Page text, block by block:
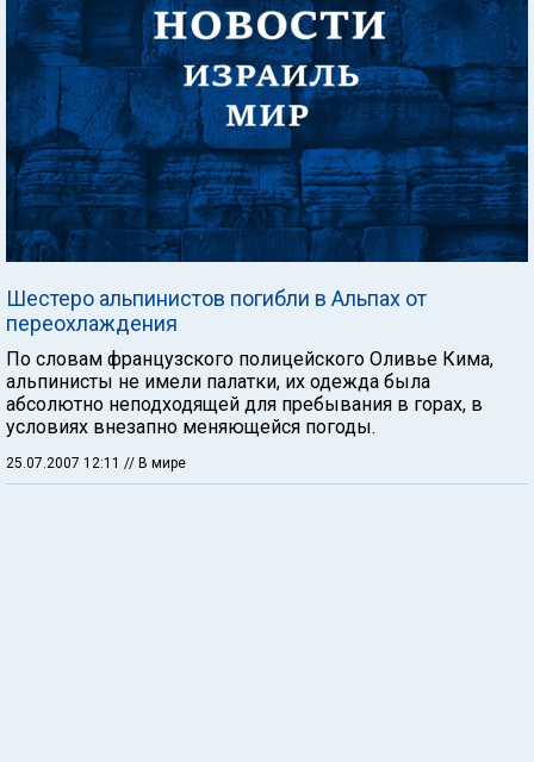
Шестеро альпинистов погибли в Альпах от
переохлаждения
По словам французского полицейского Оливье Кима,
альпинисты не имели палатки, их одежда была
абсолютно неподходящей для пребывания в горах, в
условиях внезапно меняющейся погоды.
25.07.2007 12:11 // В мире